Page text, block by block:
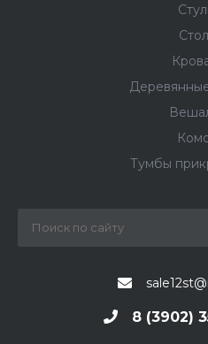
Тумбы
8 (3902)